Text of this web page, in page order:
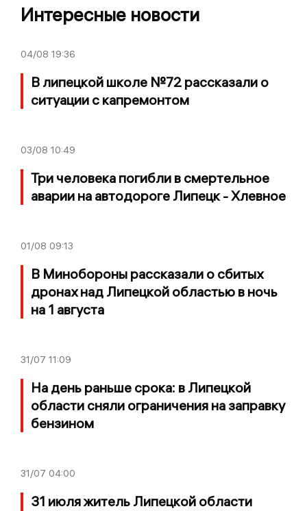
Интересные новости
04/08 19:36
В липецкой школе №72 рассказали о
ситуации с капремонтом
03/08 10:49
Три человека погибли в смертельное
аварии на автодороге Липецк - Хлевное
01/08 09:13
В Минобороны рассказали о сбитых
дронах над Липецкой областью в ночь
на 1 августа
31/07 11:09
На день раньше срока: в Липецкой
области сняли ограничения на заправку
бензином
31/07 04:00
31 июля житель Липецкой области